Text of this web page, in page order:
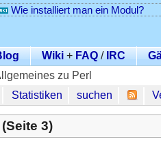
Wie installiert man ein Modul?
Wiki+ FAQ /IRC
zu Perl
Statistiken suchen
3)